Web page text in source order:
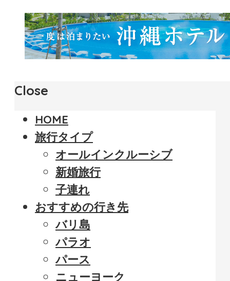
Close
HOME
旅行タイプ
オールインクルーシブ
新婚旅行
子連れ
おすすめの行き先
バリ島
パラオ
パース
ニューヨーク